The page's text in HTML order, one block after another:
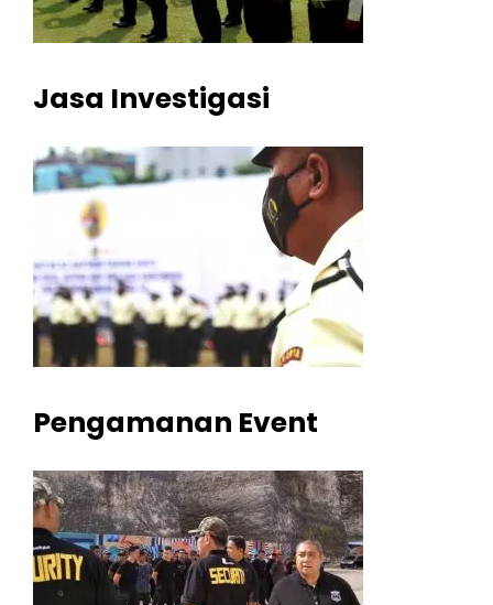
Jasa Investigasi
Pengamanan Event